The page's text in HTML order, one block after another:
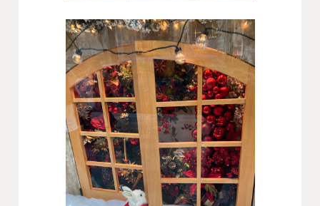
企業理念
会社概要
沿革
役員一覧
組織図
グループ会社